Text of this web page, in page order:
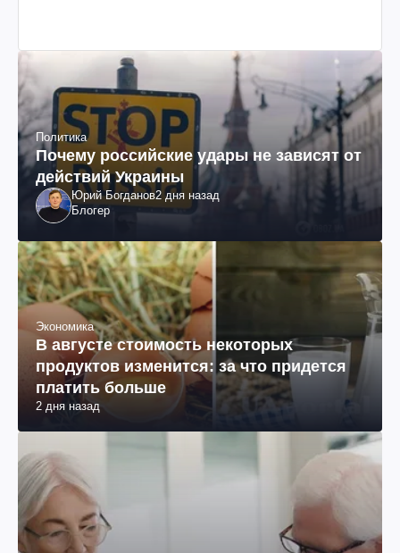
Политика
Почему российские удары не зависят от
действий Украины
Юрий Богданов2 дня назад
Блогер
Экономика
В августе стоимость некоторых
продуктов изменится: за что придется
платить больше
2 дня назад